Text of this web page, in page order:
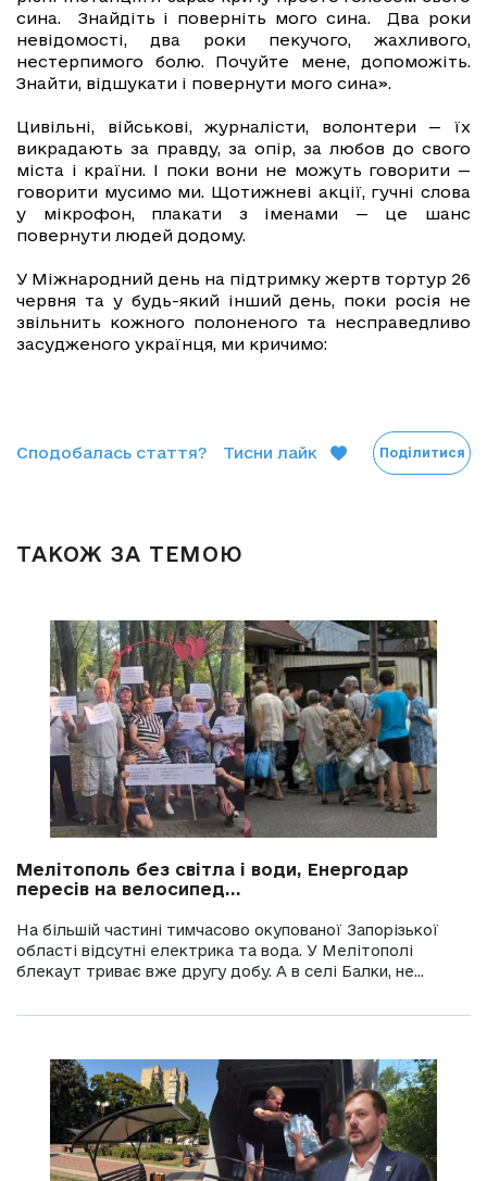
сина. Знайдіть і поверніть мого сина. Два роки
невідомості, два роки пекучого, жахливого,
нестерпимого болю. Почуйте мене, допоможіть.
Знайти, відшукати і повернути мого сина».
Цивільні, військові, журналісти, волонтери — їх
викрадають за правду, за опір, за любов до свого
міста і країни. І поки вони не можуть говорити —
говорити мусимо ми. Щотижневі акції, гучні слова
у мікрофон, плакати з іменами — це шанс
повернути людей додому.
У Міжнародний день на підтримку жертв тортур 26
червня та у будь-який інший день, поки росія не
звільнить кожного полоненого та несправедливо
засудженого українця, ми кричимо:
Сподобалась стаття? Тисни лайк Поділитися
ТАКОЖ ЗА ТЕМОЮ
Мелітополь без світла і води, Енергодар
пересів на велосипед...
На більшій частині тимчасово окупованої Запорізької
області відсутні електрика та вода. У Мелітополі
блекаут триває вже другу добу. А в селі Балки, не...